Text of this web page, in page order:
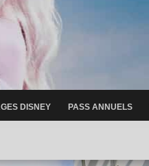
DISNEY PASS ANNUELS